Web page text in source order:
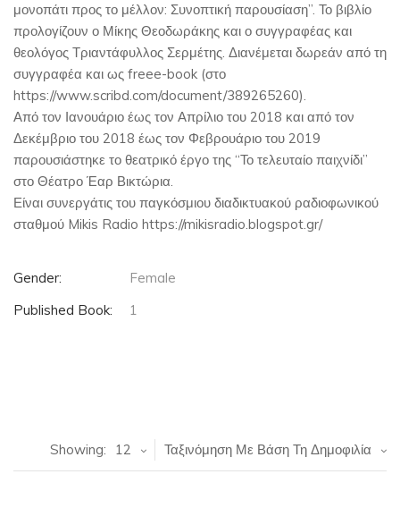
μονοπάτι προς το μέλλον: Συνοπτική παρουσίαση”. Το βιβλίο
προλογίζουν ο Μίκης Θεοδωράκης και ο συγγραφέας και
θεολόγος Τριαντάφυλλος Σερμέτης. Διανέμεται δωρεάν από τη
συγγραφέα και ως freee-book (στο
https://www.scribd.com/document/389265260).
Από τον Ιανουάριο έως τον Απρίλιο του 2018 και από τον
Δεκέμβριο του 2018 έως τον Φεβρουάριο του 2019
παρουσιάστηκε το θεατρικό έργο της “Το τελευταίο παιχνίδι”
στο Θέατρο Έαρ Βικτώρια.
Είναι συνεργάτις του παγκόσμιου διαδικτυακού ραδιοφωνικού
σταθμού Mikis Radio https://mikisradio.blogspot.gr/
Gender:
Female
Published Book:
1
Ταξινόμηση Με Βάση Τη Δημοφιλία
Showing: 12